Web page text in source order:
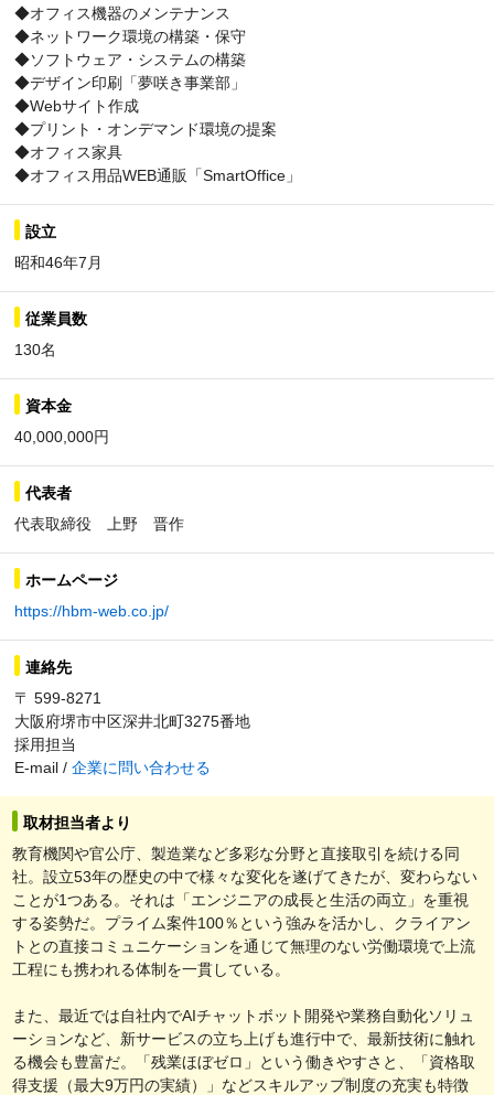
◆オフィス機器のメンテナンス
◆ネットワーク環境の構築・保守
◆ソフトウェア・システムの構築
◆デザイン印刷「夢咲き事業部」
◆Webサイト作成
◆プリント・オンデマンド環境の提案
◆オフィス家具
◆オフィス用品WEB通販「SmartOffice」
設立
昭和46年7月
従業員数
130名
資本金
40,000,000円
代表者
代表取締役 上野 晋作
ホームページ
https://hbm-web.co.jp/
連絡先
〒 599-8271
大阪府堺市中区深井北町3275番地
採用担当
E-mail / 企業に問い合わせる
取材担当者より
教育機関や官公庁、製造業など多彩な分野と直接取引を続ける同
社。設立53年の歴史の中で様々な変化を遂げてきたが、変わらない
ことが1つある。それは「エンジニアの成長と生活の両立」を重視
する姿勢だ。プライム案件100％という強みを活かし、クライアン
トとの直接コミュニケーションを通じて無理のない労働環境で上流
工程にも携われる体制を一貫している。
また、最近では自社内でAIチャットボット開発や業務自動化ソリュ
ーションなど、新サービスの立ち上げも進行中で、最新技術に触れ
る機会も豊富だ。「残業ほぼゼロ」という働きやすさと、「資格取
得支援（最大9万円の実績）」などスキルアップ制度の充実も特徴